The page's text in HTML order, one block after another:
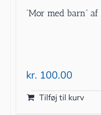
”Mor med barn”
kr. 100.00
Tilføj til kurv